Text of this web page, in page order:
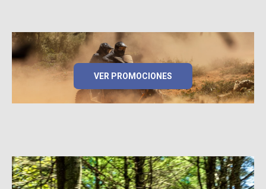
VER PROMOCIONES